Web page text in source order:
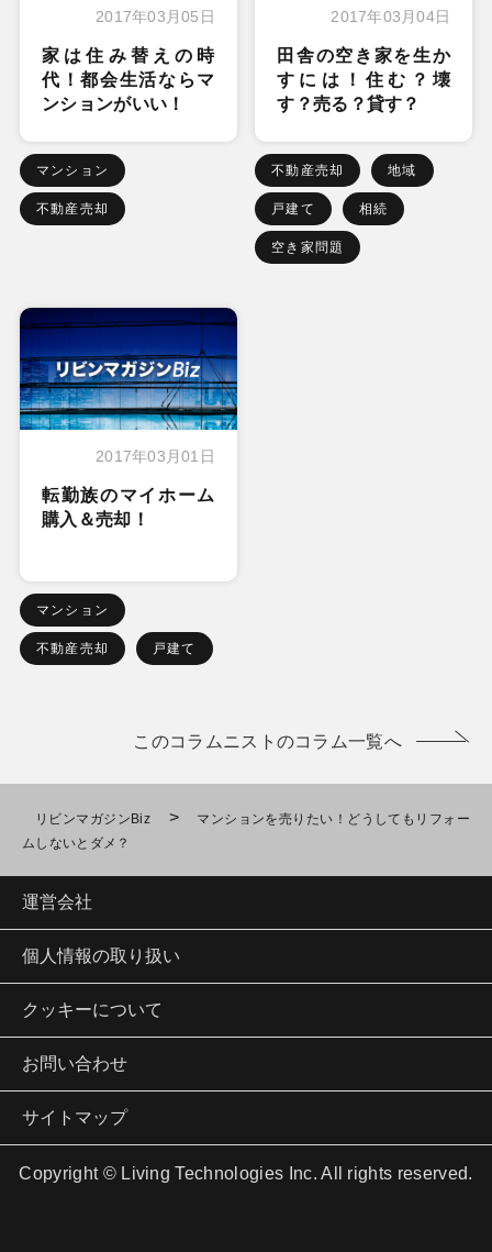
2017年03月05日
家は住み替えの時
代！都会生活ならマ
ンションがいい！
マンション
不動産売却
2017年03月04日
田舎の空き家を生か
すには！住む？壊
す？売る？貸す？
不動産売却 地域
戸建て 相続
空き家問題
2017年03月01日
転勤族のマイホーム
購入＆売却！
マンション
不動産売却 戸建て
このコラムニストのコラム一覧へ
リビンマガジンBiz >
マンションを売りたい！どうしてもリフォー
ムしないとダメ？
運営会社
個人情報の取り扱い
クッキーについて
お問い合わせ
サイトマップ
Copyright © Living Technologies Inc. All rights reserved.